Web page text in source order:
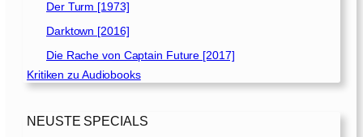
Der Turm [1973]
Darktown [2016]
Die Rache von Captain Future [2017]
Kritiken zu Audiobooks
NEUSTE SPECIALS